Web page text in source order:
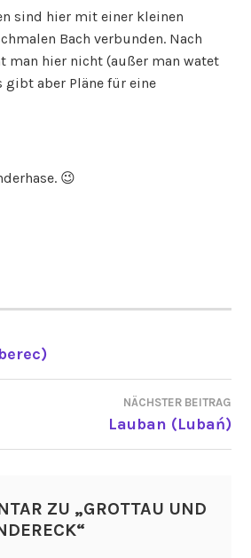
sind hier mit einer kleinen
Bach verbunden. Nach
man hier nicht (außer man watet
gibt aber Pläne für eine
😉
NÄCHSTER BEITRAG
Lauban (Lubań)
ZU „GROTTAU UND
“